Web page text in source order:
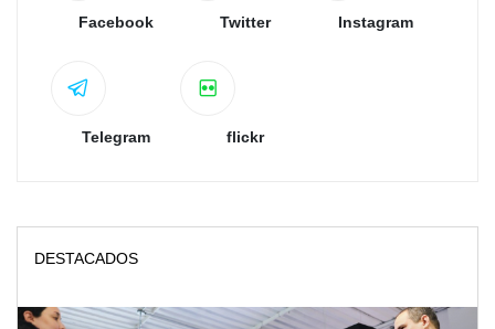
Facebook Twitter Instagram
Telegram flickr
DESTACADOS